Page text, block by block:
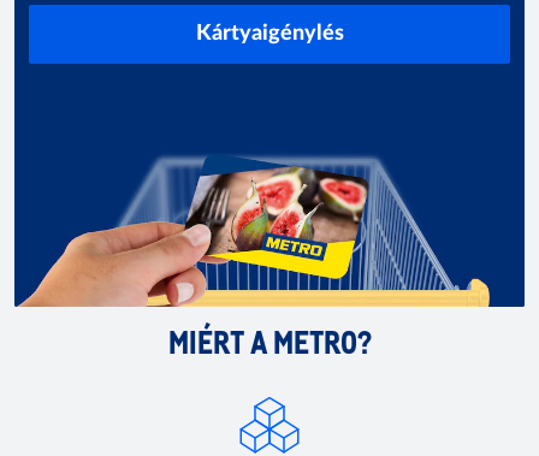
Kártyaigénylés
MIÉRT A METRO?